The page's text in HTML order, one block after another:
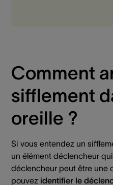
Comment
sifflement
oreille ?
Si vous entendez un
un élément déclencheur
déclencheur peut être une
pouvez identifier le